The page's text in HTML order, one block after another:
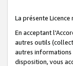
La présente
En acceptant
autres outils
autres informations
disposition, vous